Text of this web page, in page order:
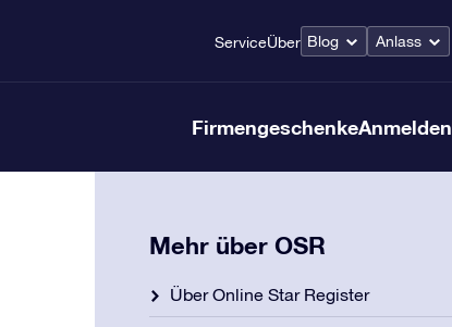
ServiceÜber Blog Anlass
FirmengeschenkeAnmelden
Mehr über OSR
Über Online Star Register